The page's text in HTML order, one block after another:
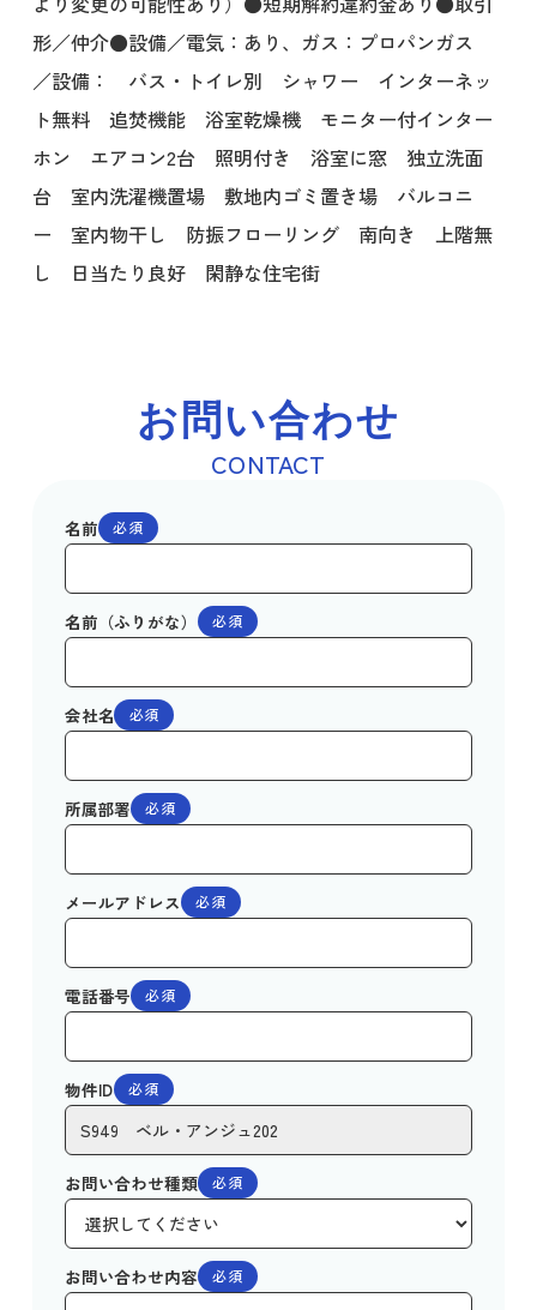
形／仲介●設備／電気：あり、ガス：プロパンガス
／設備： バス・トイレ別 シャワー インターネッ
ト無料 追焚機能 浴室乾燥機 モニター付インター
ホン エアコン2台 照明付き 浴室に窓 独立洗面
台 室内洗濯機置場 敷地内ゴミ置き場 バルコニ
ー 室内物干し 防振フローリング 南向き 上階無
し 日当たり良好 閑静な住宅街
お問い合わせ
CONTACT
名前 必須
名前（ふりがな） 必須
会社名 必須
所属部署 必須
メールアドレス 必須
電話番号 必須
物件ID 必須
お問い合わせ種類 必須
お問い合わせ内容 必須